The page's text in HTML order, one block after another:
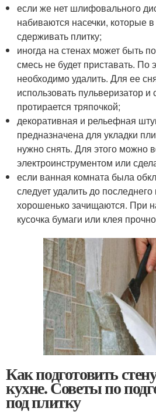
если же нет шлифовального
набиваются насечки, которые
сдерживать плитку;
иногда на стенах может быть
смесь не будет приставать. По
необходимо удалить. Для ее
использовать пульверизатор и
протирается тряпочкой;
декоративная и рельефная
предназначена для укладки
нужно снять. Для этого можно
электроинструментом или
если ванная комната была
следует удалить до последнего
хорошенько зачищаются. При
кусочка бумаги или клея
Как подготовить
кухне. Советы по
под плитку